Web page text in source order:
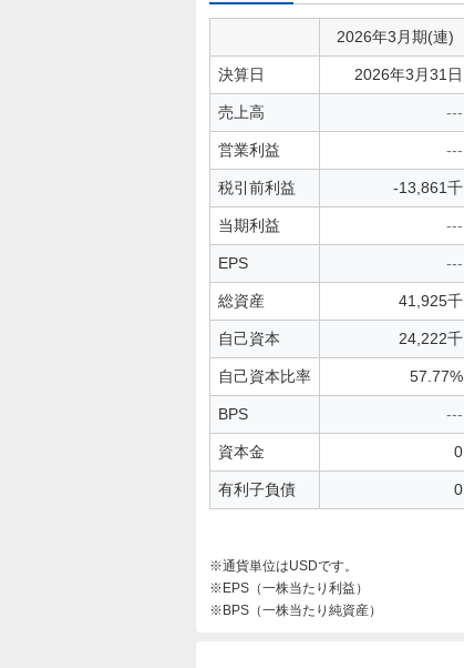
2026年3月期(連)
決算日 2026年3月31日
売上高 ---
営業利益 ---
税引前利益 -13,861千
当期利益 ---
EPS ---
総資産 41,925千
自己資本 24,222千
自己資本比率 57.77%
BPS ---
資本金 0
有利子負債 0
通貨単位はUSDです。
EPS（一株当たり利益）
BPS（一株当たり純資産）